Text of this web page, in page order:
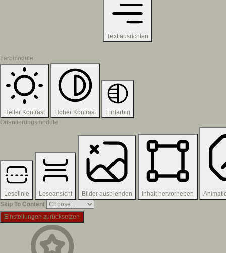
Text ausrichten
Farbmodule
Heller Kontrast Hoher Kontrast
Einfarbig
Orientierungsmodule
Leselinie Leseansicht Bilder ausblenden Inhalt hervorheben
Skip To Content
Einstellungen zurücksetzen